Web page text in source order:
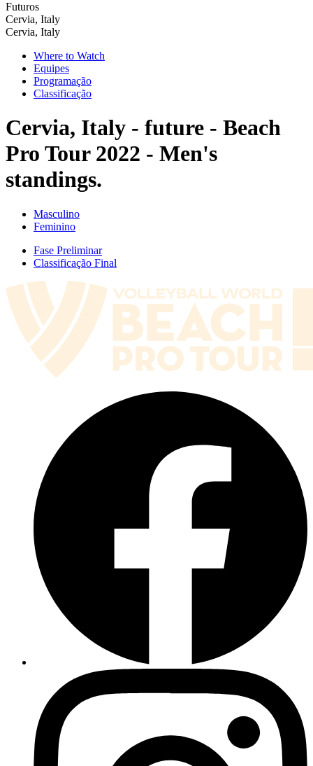
Futuros
Cervia, Italy
Cervia, Italy
Where to Watch
Equipes
Programação
Classificação
Cervia, Italy - future - Beach
Pro Tour 2022 - Men's
standings.
Masculino
Feminino
Fase Preliminar
Classificação Final